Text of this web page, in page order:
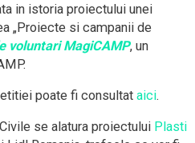
in istoria proiectului unei
„Proiecte si campanii de
voluntari MagiCAMP, un
poate fi consultat aici.
se alatura proiectului Plasti